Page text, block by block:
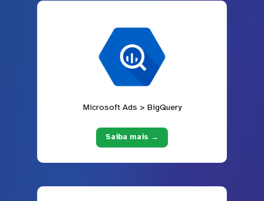
Microsoft Ads > BigQuery
Saiba mais →